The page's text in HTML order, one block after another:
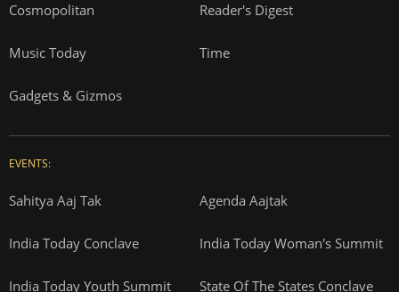
Cosmopolitan Reader's Digest
Music Today Time
Gadgets & Gizmos
EVENTS:
Sahitya Aaj Tak Agenda Aajtak
India Today Conclave India Today Woman's Summit
India Today Youth Summit State Of The States Conclave